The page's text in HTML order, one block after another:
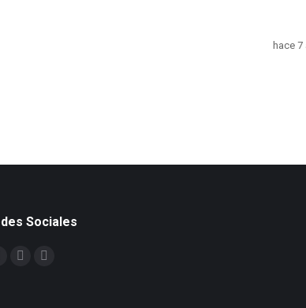
hace
Sociales
en: